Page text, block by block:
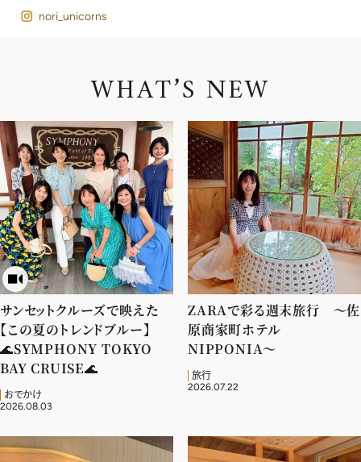
2026年9月号
最新号試し読み
定期購読
デジタル版
購入
SHOPPING
エクラプレミアム通販
売れ筋ランキング
エクラ掲載品
エクラ限定アイテム
nori_unicorns
WHAT’S NEW
サンセットクルーズで映えた
【この夏のトレンドブルー】
🌊SYMPHONY TOKYO
BAY CRUISE🌊
おでかけ
2026.08.03
ZARAで彩る週末旅行 〜佐
原商家町ホテル
NIPPONIA〜
旅行
2026.07.22